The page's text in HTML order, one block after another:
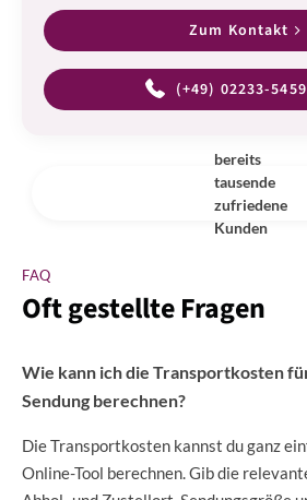
Zum Kontakt
(+49) 02233-
bereits
tausende
zufriedene
Kunden
FAQ
Oft gestellte Fragen
Wie kann ich die Transportkosten
Sendung berechnen?
Die Transportkosten kannst du ganz
Online-Tool berechnen. Gib die